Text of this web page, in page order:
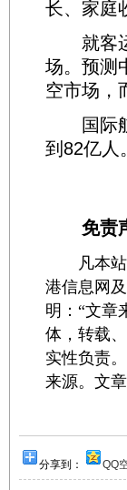
长、家庭
就客运
场。预测
空市场，
国际航
到82亿人。
免责
凡本站及
港信息网
明：“文章
体，转载
实性负责
来源。文
分享到： QQ